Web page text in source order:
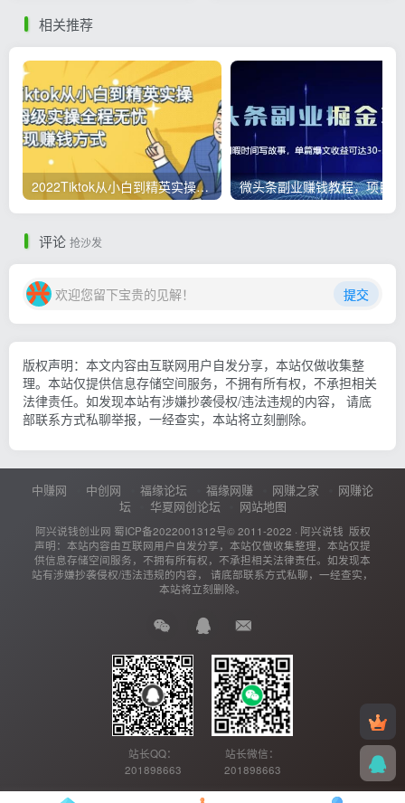
相关推荐
2022Tiktok从小白到精英实操，0-1保姆级实操全程无忧，多种变现赚钱方式
评论 抢沙发
欢迎您留下宝贵的见解！ 提交
版权声明：本文内容由互联网用户自发分享，本站仅做收集整
理。本站仅提供信息存储空间服务，不拥有所有权，不承担相关
法律责任。如发现本站有涉嫌抄袭侵权/违法违规的内容， 请底
部联系方式私聊举报，一经查实，本站将立刻删除。
中赚网 中创网 福缘论坛 福缘网赚 网赚之家
网赚论
坛
华夏网创论坛 网站地图
阿兴说钱创业网 蜀ICP备2022001312号© 2011-2022 · 阿兴说钱 版权
声明：本站内容由互联网用户自发分享，本站仅做收集整理，本站仅提
供信息存储空间服务，不拥有所有权，不承担相关法律责任。如发现本
站有涉嫌抄袭侵权/违法违规的内容， 请底部联系方式私聊，一经查实，
本站将立刻删除。
站长QQ：
201898663
站长微信：
201898663